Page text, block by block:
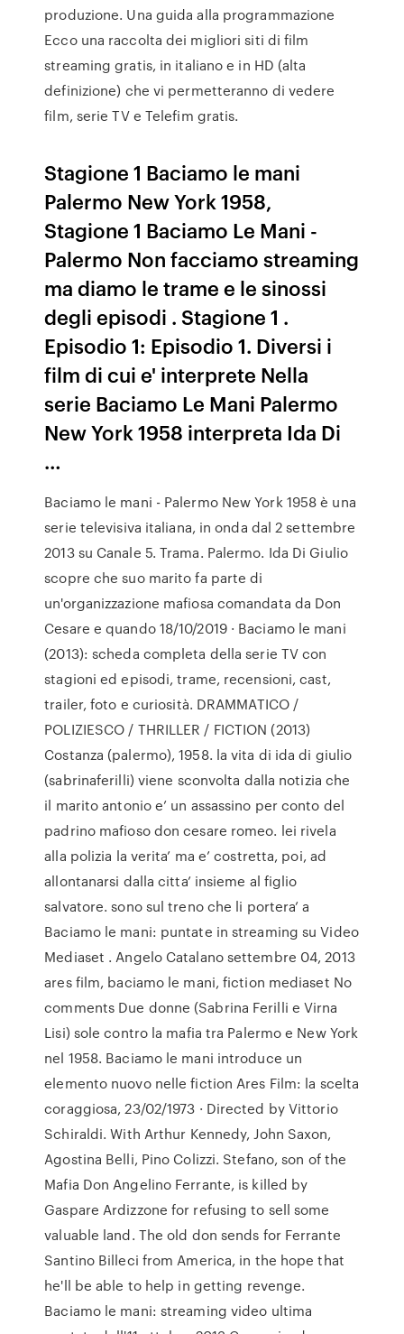
produzione. Una guida alla programmazione
Ecco una raccolta dei migliori siti di film
streaming gratis, in italiano e in HD (alta
definizione) che vi permetteranno di vedere
film, serie TV e Telefim gratis.
Stagione 1 Baciamo le mani
Palermo New York 1958,
Stagione 1 Baciamo Le Mani -
Palermo Non facciamo streaming
ma diamo le trame e le sinossi
degli episodi . Stagione 1 .
Episodio 1: Episodio 1. Diversi i
film di cui e' interprete Nella
serie Baciamo Le Mani Palermo
New York 1958 interpreta Ida Di
…
Baciamo le mani - Palermo New York 1958 è una
serie televisiva italiana, in onda dal 2 settembre
2013 su Canale 5. Trama. Palermo. Ida Di Giulio
scopre che suo marito fa parte di
un'organizzazione mafiosa comandata da Don
Cesare e quando 18/10/2019 · Baciamo le mani
(2013): scheda completa della serie TV con
stagioni ed episodi, trame, recensioni, cast,
trailer, foto e curiosità. DRAMMATICO /
POLIZIESCO / THRILLER / FICTION (2013)
Costanza (palermo), 1958. la vita di ida di giulio
(sabrinaferilli) viene sconvolta dalla notizia che
il marito antonio e’ un assassino per conto del
padrino mafioso don cesare romeo. lei rivela
alla polizia la verita’ ma e’ costretta, poi, ad
allontanarsi dalla citta’ insieme al figlio
salvatore. sono sul treno che li portera’ a
Baciamo le mani: puntate in streaming su Video
Mediaset . Angelo Catalano settembre 04, 2013
ares film, baciamo le mani, fiction mediaset No
comments Due donne (Sabrina Ferilli e Virna
Lisi) sole contro la mafia tra Palermo e New York
nel 1958. Baciamo le mani introduce un
elemento nuovo nelle fiction Ares Film: la scelta
coraggiosa, 23/02/1973 · Directed by Vittorio
Schiraldi. With Arthur Kennedy, John Saxon,
Agostina Belli, Pino Colizzi. Stefano, son of the
Mafia Don Angelino Ferrante, is killed by
Gaspare Ardizzone for refusing to sell some
valuable land. The old don sends for Ferrante
Santino Billeci from America, in the hope that
he'll be able to help in getting revenge.
Baciamo le mani: streaming video ultima